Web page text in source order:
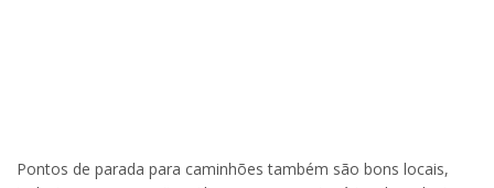
Pontos de parada para caminhões também são bons locais,